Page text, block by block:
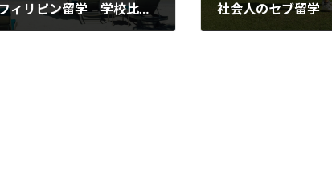
【永久保存版】フィリピン留学 学校比較チェックリスト（生活編）−１